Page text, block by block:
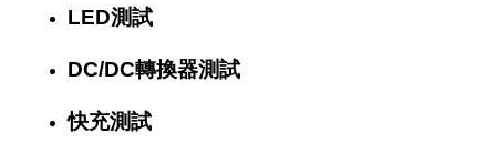
LED測試
DC/DC轉換器測試
快充測試